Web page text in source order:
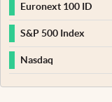
Euronext 100 ID
S&P 500 Index
Nasdaq